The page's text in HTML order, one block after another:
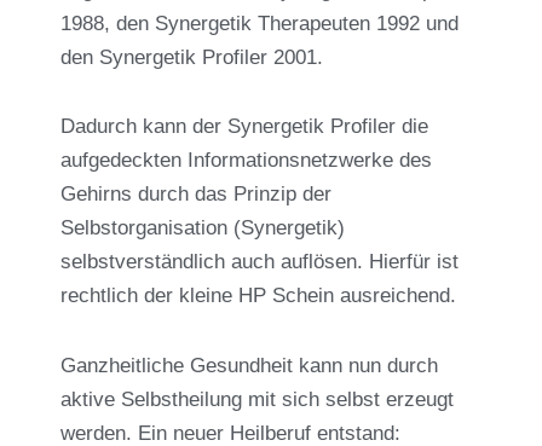
1988, den Synergetik Therapeuten 1992 und
den Synergetik Profiler 2001.
Dadurch kann der Synergetik Profiler die
aufgedeckten Informationsnetzwerke des
Gehirns durch das Prinzip der
Selbstorganisation (Synergetik)
selbstverständlich auch auflösen. Hierfür ist
rechtlich der kleine HP Schein ausreichend.
Ganzheitliche Gesundheit kann nun durch
aktive Selbstheilung mit sich selbst erzeugt
werden. Ein neuer Heilberuf entstand: